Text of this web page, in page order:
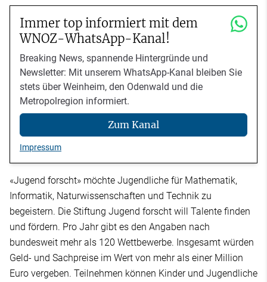
Immer top informiert mit dem
WNOZ-WhatsApp-Kanal!
Breaking News, spannende Hintergründe und
Newsletter: Mit unserem WhatsApp-Kanal bleiben Sie
stets über Weinheim, den Odenwald und die
Metropolregion informiert.
Zum Kanal
Impressum
«Jugend forscht» möchte Jugendliche für Mathematik,
Informatik, Naturwissenschaften und Technik zu
begeistern. Die Stiftung Jugend forscht will Talente finden
und fördern. Pro Jahr gibt es den Angaben nach
bundesweit mehr als 120 Wettbewerbe. Insgesamt würden
Geld- und Sachpreise im Wert von mehr als einer Million
Euro vergeben. Teilnehmen können Kinder und Jugendliche